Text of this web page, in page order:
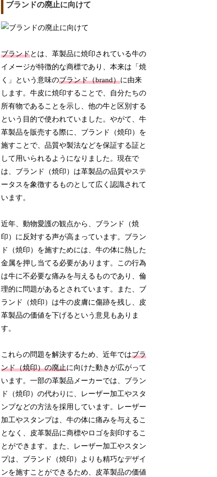
ブランドの廃止に向けて
ブランドとは、革製品に焼印されている牛の
イメージが特徴的な商標であり、本来は「焼
く」という意味のブランド（brand）に由来
します。牛皮に焼印することで、自分たちの
所有物であることを示し、他の牛と区別する
という目的で使われていました。やがて、牛
革製品を販売する際に、ブランド（焼印）を
施すことで、品質や製法などを保証する証と
して用いられるようになりました。現在で
は、ブランド（焼印）は革製品の品質やステ
ータスを象徴するものとして広く認識されて
います。
近年、動物愛護の観点から、ブランド（焼
印）に反対する声が高まっています。ブラン
ド（焼印）を施すためには、牛の体に熱した
金属を押し当てる必要があります。この行為
は牛に不必要な痛みを与えるものであり、倫
理的に問題があるとされています。また、ブ
ランド（焼印）は牛の皮膚に傷跡を残し、皮
革製品の価値を下げるという意見もありま
す。
これらの問題を解決するため、近年ではブラ
ンド（焼印）の廃止に向けた動きが広がって
います。一部の革製品メーカーでは、ブラン
ド（焼印）の代わりに、レーザー加工やスタ
ンプなどの方法を採用しています。レーザー
加工やスタンプは、牛の体に痛みを与えるこ
となく、皮革製品に商標やロゴを刻印するこ
とができます。また、レーザー加工やスタン
プは、ブランド（焼印）よりも精巧なデザイ
ンを施すことができるため、皮革製品の価値